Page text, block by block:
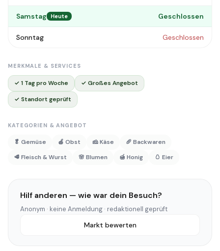
Samstag Heute Geschlossen
Sonntag Geschlossen
MERKMALE & SERVICES
✓ 1 Tag pro Woche ✓ Großes Angebot
✓ Standort geprüft
KATEGORIEN & ANGEBOT
🥬 Gemüse 🍎 Obst 🧀 Käse
🥖 Backwaren
🥩 Fleisch & Wurst
🌸 Blumen 🍯 Honig 🥚 Eier
Hilf anderen — wie war dein Besuch?
Anonym · keine Anmeldung · redaktionell geprüft
Markt bewerten